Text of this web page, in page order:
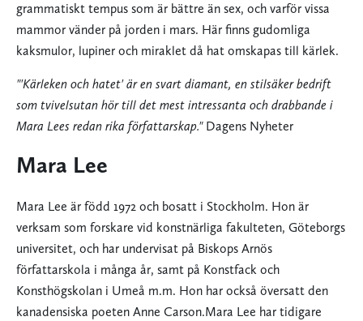
grammatiskt tempus som är bättre än sex, och varför vissa
mammor vänder på jorden i mars. Här finns gudomliga
kaksmulor, lupiner och miraklet då hat omskapas till kärlek.
"'Kärleken och hatet' är en svart diamant, en stilsäker bedrift
som tvivelsutan hör till det mest intressanta och drabbande i
Mara Lees redan rika författarskap."Dagens Nyheter
Mara Lee
Mara Lee är född 1972 och bosatt i Stockholm. Hon är
verksam som forskare vid konstnärliga fakulteten, Göteborgs
universitet, och har undervisat på Biskops Arnös
författarskola i många år, samt på Konstfack och
Konsthögskolan i Umeå m.m. Hon har också översatt den
kanadensiska poeten Anne Carson.Mara Lee har tidigare